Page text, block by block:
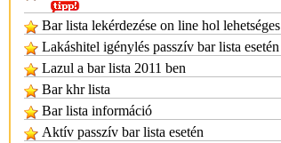
Bar lista lekérdezése on line hol lehetséges
Lakáshitel igénylés passzív bar lista esetén
Lazul a bar lista 2011 ben
Bar khr lista
Bar lista információ
Aktív passzív bar lista esetén